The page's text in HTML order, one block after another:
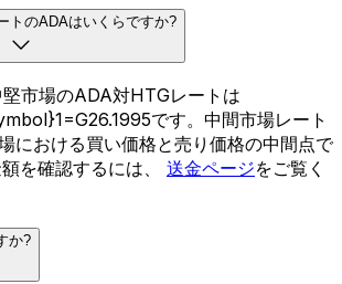
トのADAはいくらですか?
市場のADA対HTGレートは
です。中間市場レート
における買い価格と売り価格の中間点で
を確認するには、 送金ページをご覧く
か?